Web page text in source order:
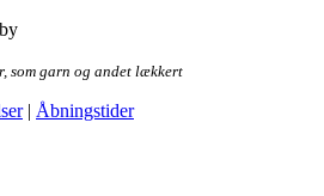
som garn og andet lækkert
| Åbningstider